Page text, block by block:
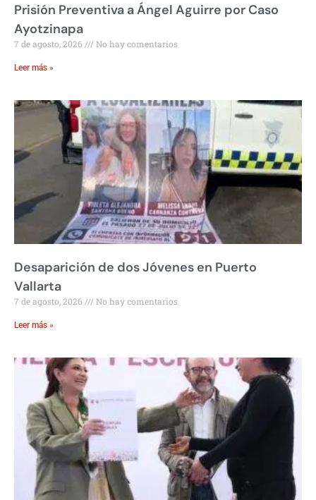
Prisión Preventiva a Ángel Aguirre por Caso
Ayotzinapa
7 de agosto, 2026 No hay comentarios
Leer más »
Desaparición de dos Jóvenes en Puerto
Vallarta
7 de agosto, 2026 No hay comentarios
Leer más »